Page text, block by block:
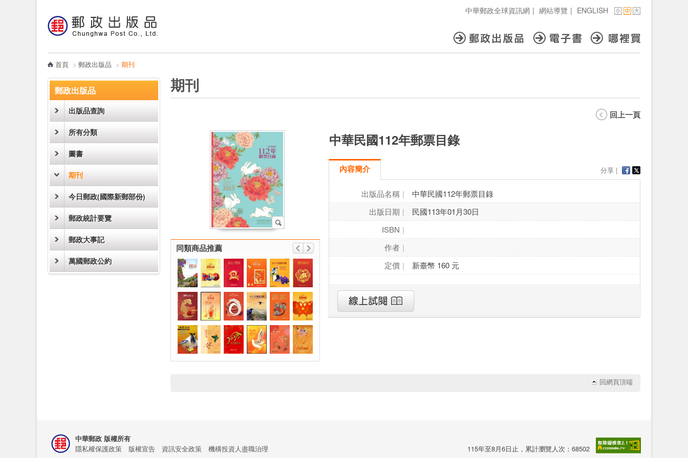
中華郵政全球資訊網 | 網站導覽 | ENGLISH
哪裡買
首頁 > 郵政出版品 > 期刊
郵政出版品
出版品查詢
所有分類
圖書
期刊
今日郵政(國際新郵部份)
郵政統計要覽
郵政大事記
萬國郵政公約
期刊
回上一頁
同類商品推薦
中華民國112年郵票目錄
分享 |
內容簡介
出版品名稱
中華民國112年郵票目錄
出版日期
民國113年01月30日
ISBN
作者
定價
新臺幣 160 元
回網頁頂端
中華郵政 版權所有
隱私權保護政策 版權宣告 資訊安全政策 機構投資人盡職治理 115年至8月6日止，累計瀏覽人次：68502